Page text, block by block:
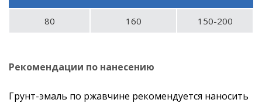
80 160 150-200
Рекомендации по нанесению
Грунт-эмаль по ржавчине рекомендуется наносить